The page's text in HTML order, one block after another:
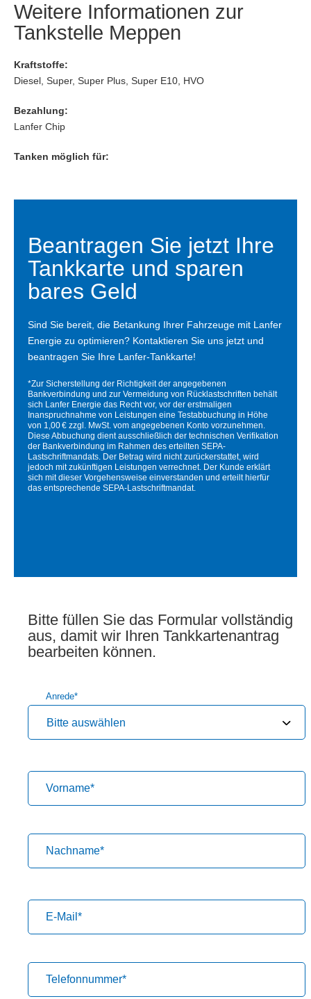
Weitere Informationen zur
Tankstelle Meppen
Kraftstoffe:
Diesel, Super, Super Plus, Super E10, HVO
Bezahlung:
Lanfer Chip
Tanken möglich für:
Beantragen Sie jetzt Ihre
Tankkarte und sparen
bares Geld
Sind Sie bereit, die Betankung Ihrer Fahrzeuge mit Lanfer
Energie zu optimieren? Kontaktieren Sie uns jetzt und
beantragen Sie Ihre Lanfer-Tankkarte!
*Zur Sicherstellung der Richtigkeit der angegebenen
Bankverbindung und zur Vermeidung von Rücklastschriften behält
sich Lanfer Energie das Recht vor, vor der erstmaligen
Inanspruchnahme von Leistungen eine Testabbuchung in Höhe
von 1,00 € zzgl. MwSt. vom angegebenen Konto vorzunehmen.
Diese Abbuchung dient ausschließlich der technischen Verifikation
der Bankverbindung im Rahmen des erteilten SEPA-
Lastschriftmandats. Der Betrag wird nicht zurückerstattet, wird
jedoch mit zukünftigen Leistungen verrechnet. Der Kunde erklärt
sich mit dieser Vorgehensweise einverstanden und erteilt hierfür
das entsprechende SEPA-Lastschriftmandat.
Bitte füllen Sie das Formular vollständig
aus, damit wir Ihren Tankkartenantrag
bearbeiten können.
Anrede*
Bitte auswählen
Vorname*
Nachname*
E-Mail *
Telefonnummer*